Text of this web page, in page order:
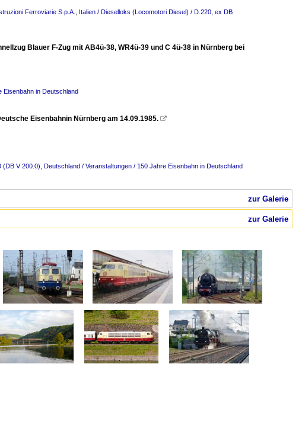
Ferroviarie S.p.A.
Italien / Dieselloks (Locomotori Diesel) / D.220, ex DB
Blauer F-Zug mit AB4ü-38, WR4ü-39 und C 4ü-38 in Nürnberg bei
Eisenbahn in Deutschland
Eisenbahnin Nürnberg am 14.09.1985. 
(DB V 200.0) Deutschland / Veranstaltungen / 150 Jahre Eisenbahn in Deutschland
zur Galerie
zur Galerie